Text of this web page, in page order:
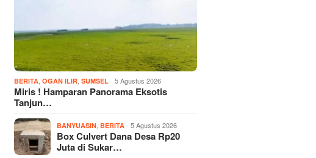
BERITA,OGAN ILIR,SUMSEL 5 Agustus 2026
Miris ! Hamparan Panorama Eksotis
Tanjun…
BANYUASIN,BERITA 5 Agustus 2026
Box Culvert Dana Desa Rp20
Juta di Sukar…